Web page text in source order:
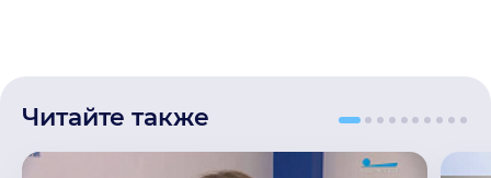
Читайте также